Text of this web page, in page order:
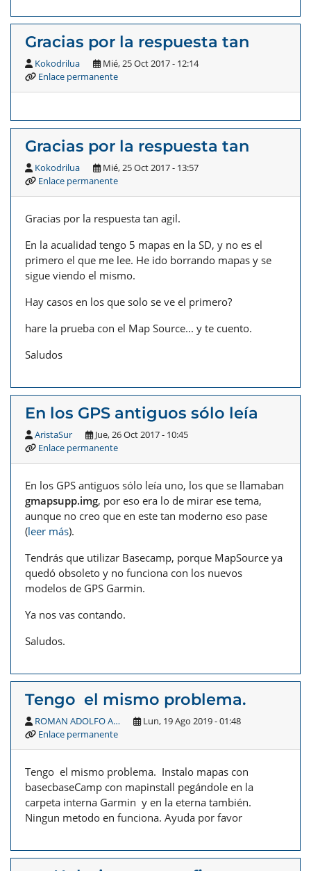
Gracias por la respuesta tan
Kokodrilua
Mié, 25 Oct 2017 - 12:14
Enlace permanente
Gracias por la respuesta tan
Kokodrilua
Mié, 25 Oct 2017 - 13:57
Enlace permanente
Gracias por la respuesta tan agil.
En la acualidad tengo 5 mapas en la SD, y no es el
primero el que me lee. He ido borrando mapas y se
sigue viendo el mismo.
Hay casos en los que solo se ve el primero?
hare la prueba con el Map Source... y te cuento.
Saludos
En los GPS antiguos sólo leía
AristaSur
Jue, 26 Oct 2017 - 10:45
Enlace permanente
En los GPS antiguos sólo leía uno, los que se llamaban
gmapsupp.img, por eso era lo de mirar ese tema,
aunque no creo que en este tan moderno eso pase
(leer más).
Tendrás que utilizar Basecamp, porque MapSource ya
quedó obsoleto y no funciona con los nuevos
modelos de GPS Garmin.
Ya nos vas contando.
Saludos.
Tengo el mismo problema.
ROMAN ADOLFO A…
Lun, 19 Ago 2019 - 01:48
Enlace permanente
Tengo el mismo problema. Instalo mapas con
basecbaseCamp con mapinstall pegándole en la
carpeta interna Garmin y en la eterna también.
Ningun metodo en funciona. Ayuda por favor